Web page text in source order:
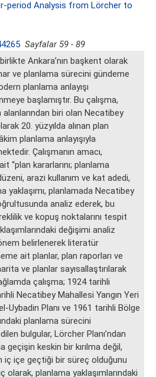
period Analysis from Lörcher to
Sayfalar 59 - 89
Ankara’nın başkent olarak
ve planlama sürecini gündeme
planlama anlayışı
başlamıştır. Bu çalışma,
alanlarından biri olan Necatibey
20. yüzyılda alınan plan
planlama anlayışıyla
Çalışmanın amacı,
“plan kararlarını; planlama
arazi kullanım ve kat adedi,
yaklaşımı, planlamada Necatibey
analiz ederek, bu
ve kopuş noktalarını tespit
değişimi analiz
belirlenerek literatür
ait planlar, plan raporları ve
ve planlar sayısallaştırılarak
çalışma; 1924 tarihli
Necatibey Mahallesi Yangın Yeri
Uybadin Planı ve 1961 tarihli Bölge
planlama sürecini
bulgular, Lörcher Planı’ndan
geçişin keskin bir kırılma değil,
iç içe geçtiği bir süreç olduğunu
planlama yaklaşımlarındaki